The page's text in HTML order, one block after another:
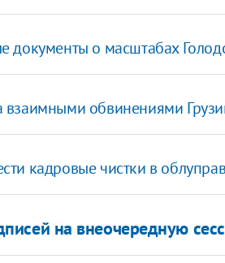
документы о масштабах
взаимными обвинениями
кадровые чистки в
на внеочередную